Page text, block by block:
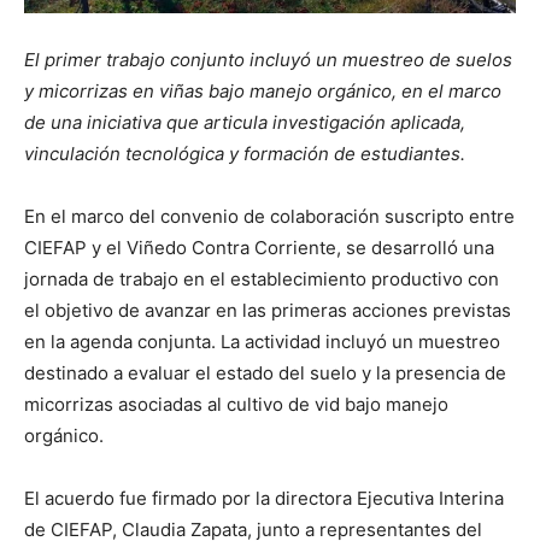
El primer trabajo conjunto incluyó un muestreo de suelos
y micorrizas en viñas bajo manejo orgánico, en el marco
de una iniciativa que articula investigación aplicada,
vinculación tecnológica y formación de estudiantes.
En el marco del convenio de colaboración suscripto entre
CIEFAP y el Viñedo Contra Corriente, se desarrolló una
jornada de trabajo en el establecimiento productivo con
el objetivo de avanzar en las primeras acciones previstas
en la agenda conjunta. La actividad incluyó un muestreo
destinado a evaluar el estado del suelo y la presencia de
micorrizas asociadas al cultivo de vid bajo manejo
orgánico.
El acuerdo fue firmado por la directora Ejecutiva Interina
de CIEFAP, Claudia Zapata, junto a representantes del